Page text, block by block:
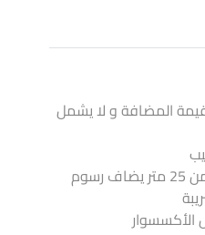
المضافة و لا يشمل
اذا كانت الكمية أقل من 25 متر يضاف رسوم
الأكسسوار